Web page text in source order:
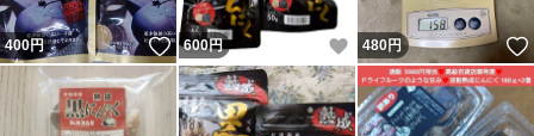
400円 いいね！
600円 いいね！
480円